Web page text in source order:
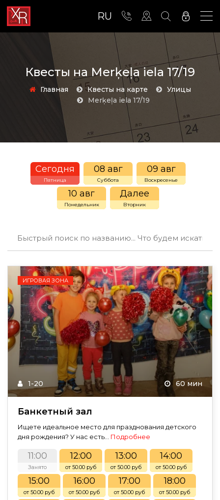
RU
Квесты на Merķeļa iela 17/19
Главная Квесты на карте
Улицы
Merķeļa iela 17/19
Сегодня
Пятница
08 авг
Суббота
09 авг
Воскресенье
10 авг
Понедельник
Далее
Вторник
ИГРОВАЯ ЗОНА
1-20 60 мин
Банкетный зал
Ищете идеальное место для празднования детского
дня рождения? У нас есть... Подробнее
11:00
Занято
12:00
от 50.00 руб
13:00
от 50.00 руб
14:00
от 50.00 руб
15:00
от 50.00 руб
16:00
от 50.00 руб
17:00
от 50.00 руб
18:00
от 50.00 руб